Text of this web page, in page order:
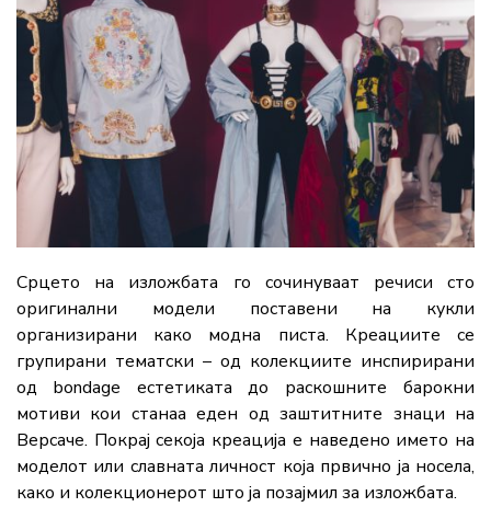
Срцето на изложбата го сочинуваат речиси сто
оригинални модели поставени на кукли
организирани како модна писта. Креациите се
групирани тематски – од колекциите инспирирани
од bondage естетиката до раскошните барокни
мотиви кои станаа еден од заштитните знаци на
Версаче. Покрај секоја креација е наведено името на
моделот или славната личност која првично ја носела,
како и колекционерот што ја позајмил за изложбата.